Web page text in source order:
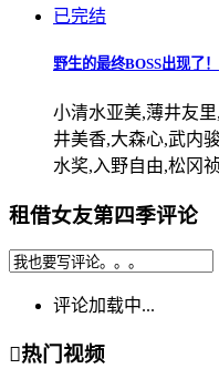
已完结
野生的最终BOSS出现了！
小清水亚美,薄井友
井美香,大森心,武内
水奖,入野自由,松冈
租借女友第四季评论
评论加载中...
热门视频